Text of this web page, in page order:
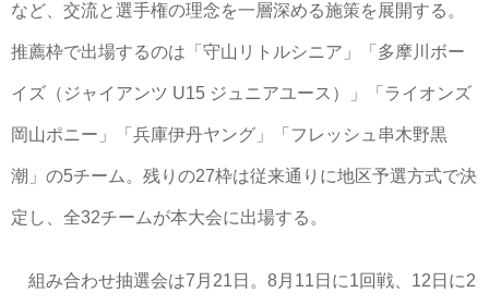
など、交流と選手権の理念を一層深める施策を展開する。
推薦枠で出場するのは「守山リトルシニア」「多摩川ボー
イズ（ジャイアンツ U15 ジュニアユース）」「ライオンズ
岡山ポニー」「兵庫伊丹ヤング」「フレッシュ串木野黒
潮」の5チーム。残りの27枠は従来通りに地区予選方式で決
定し、全32チームが本大会に出場する。
組み合わせ抽選会は7月21日。8月11日に1回戦、12日に2